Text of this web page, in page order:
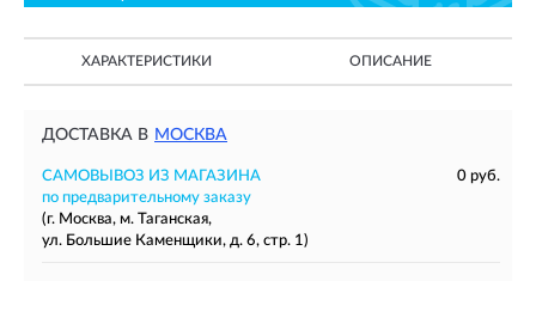
ХАРАКТЕРИСТИКИ ОПИСАНИЕ
ДОСТАВКА В МОСКВА
САМОВЫВОЗ ИЗ МАГАЗИНА
0 руб.
по предварительному заказу
(г. Москва, м. Таганская,
ул. Большие Каменщики, д. 6, стр. 1)